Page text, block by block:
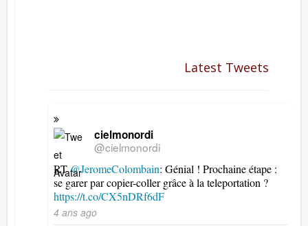
Latest Tweets
cielmonordi
@cielmonordi
RT@JeromeColombain: Génial ! Prochaine étape :
se garer par copier-coller grâce à la teleportation ?
https://t.co/CX5nDRf6dF
4 ans ago